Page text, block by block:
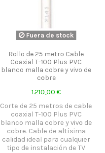
Fuera de stock
Rollo de 25 metro Cable
Coaxial T-100 Plus PVC
blanco malla cobre y vivo de
cobre
1.210,00 €
Corte de 25 metros de cable
coaxial T-100 Plus PVC
blanco malla cobre y vivo de
cobre. Cable de altísima
calidad ideal para cualquier
tipo de instalación de TV